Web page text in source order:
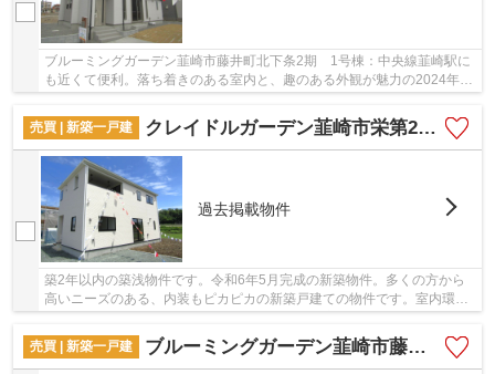
ブルーミングガーデン韮崎市藤井町北下条2期 1号棟：中央線韮崎駅に
も近くて便利。落ち着きのある室内と、趣のある外観が魅力の2024年12
売買 | 新築一戸建
クレイドルガーデン韮崎市栄第2 1号棟
過去掲載物件
築2年以内の築浅物件です。令和6年5月完成の新築物件。多くの方から
高いニーズのある、内装もピカピカの新築戸建ての物件です。室内環境
売買 | 新築一戸建
ブルーミングガーデン韮崎市藤井町北下条 1号棟